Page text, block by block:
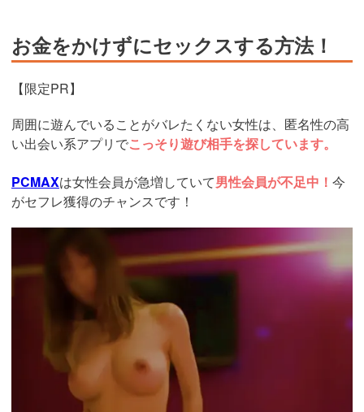
お金をかけずにセックスする方法！
【限定PR】
周囲に遊んでいることがバレたくない女性は、匿名性の高
い出会い系アプリでこっそり遊び相手を探しています。
PCMAXは女性会員が急増していて男性会員が不足中！ 今
がセフレ獲得のチャンスです！
https://pcmax.jp/lp/?
ad_id=rm327007